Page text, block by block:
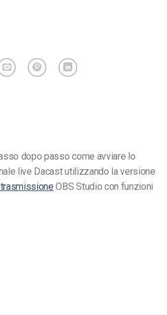
dopo passo come avviare lo
live Dacast utilizzando la versione
OBS Studio con funzioni